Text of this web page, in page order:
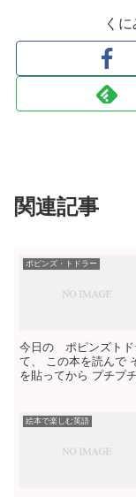
く
関連記事
ポピンズ・トドラー
今日の ポピンズト
て、 この本を読んで
を貼ってから プチプ
絵本で楽しむ英語